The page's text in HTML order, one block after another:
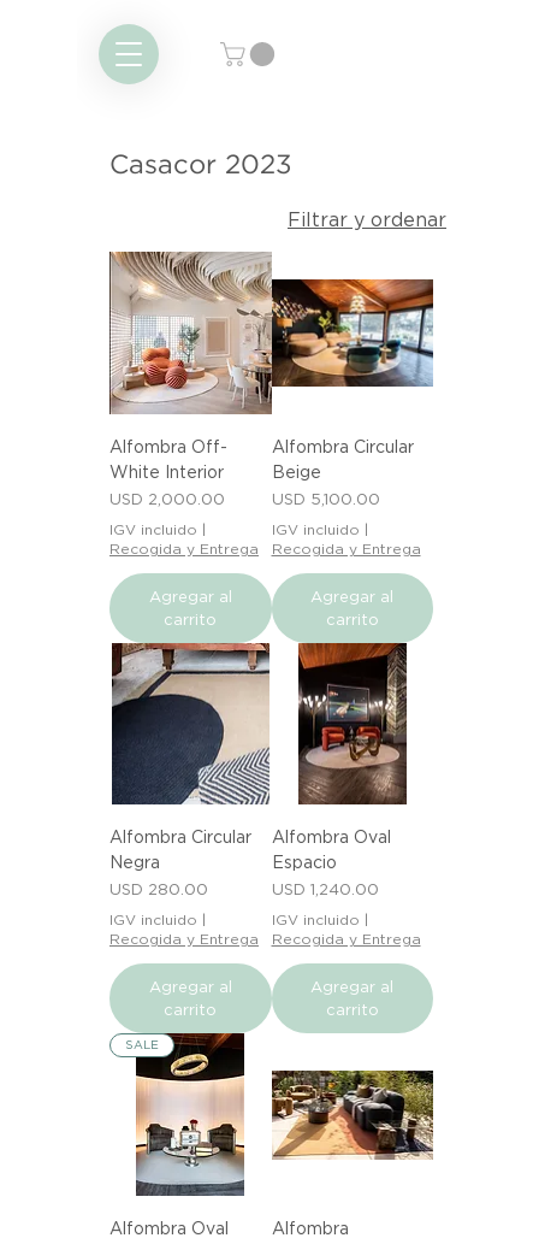
Casacor 2023
Filtrar y ordenar
Alfombra Off-
White Interior
Precio
USD 2,000.00
IGV incluido |
Recogida y Entrega
Agregar al
carrito
Alfombra Circular
Beige
Precio
USD 5,100.00
IGV incluido |
Recogida y Entrega
Agregar al
carrito
Alfombra Circular
Negra
Precio
USD 280.00
IGV incluido
Recogida y Entrega
Agregar al
carrito
Alfombra Oval
Espacio
Precio
USD 1,240.00
IGV incluido
Recogida y Entrega
Agregar al
carrito
SALE
Alfombra Oval
Alfombra